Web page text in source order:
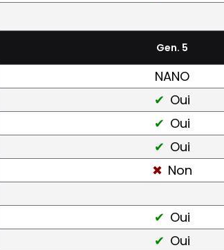
Gen. 5
NANO
Oui
Oui
Oui
Non
Oui
Oui